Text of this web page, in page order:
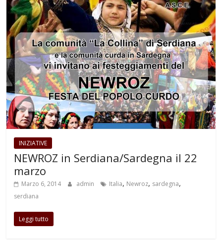
INIZIATIVE
NEWROZ in Serdiana/Sardegna il 22
marzo
Marzo 6, 2014 admin Italia, Newroz, sardegna,
serdiana
Leggi tutto